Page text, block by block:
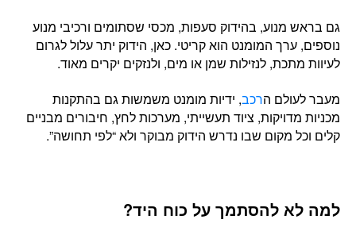
גם בראש מנוע, בהידוק סעפות, מכסי שסתומים ורכיבי מנוע
נוספים, ערך המומנט הוא קריטי. כאן, הידוק יתר עלול לגרום
לעיוות מתכת, לנזילות שמן או מים, ולנזקים יקרים מאוד.
מעבר לעולם הרכב, ידיות מומנט משמשות גם בהתקנות
מכניות מדויקות, ציוד תעשייתי, מערכות לחץ, חיבורים מבניים
קלים וכל מקום שבו נדרש הידוק מבוקר ולא “לפי תחושה”.
למה לא להסתמך על כוח היד?